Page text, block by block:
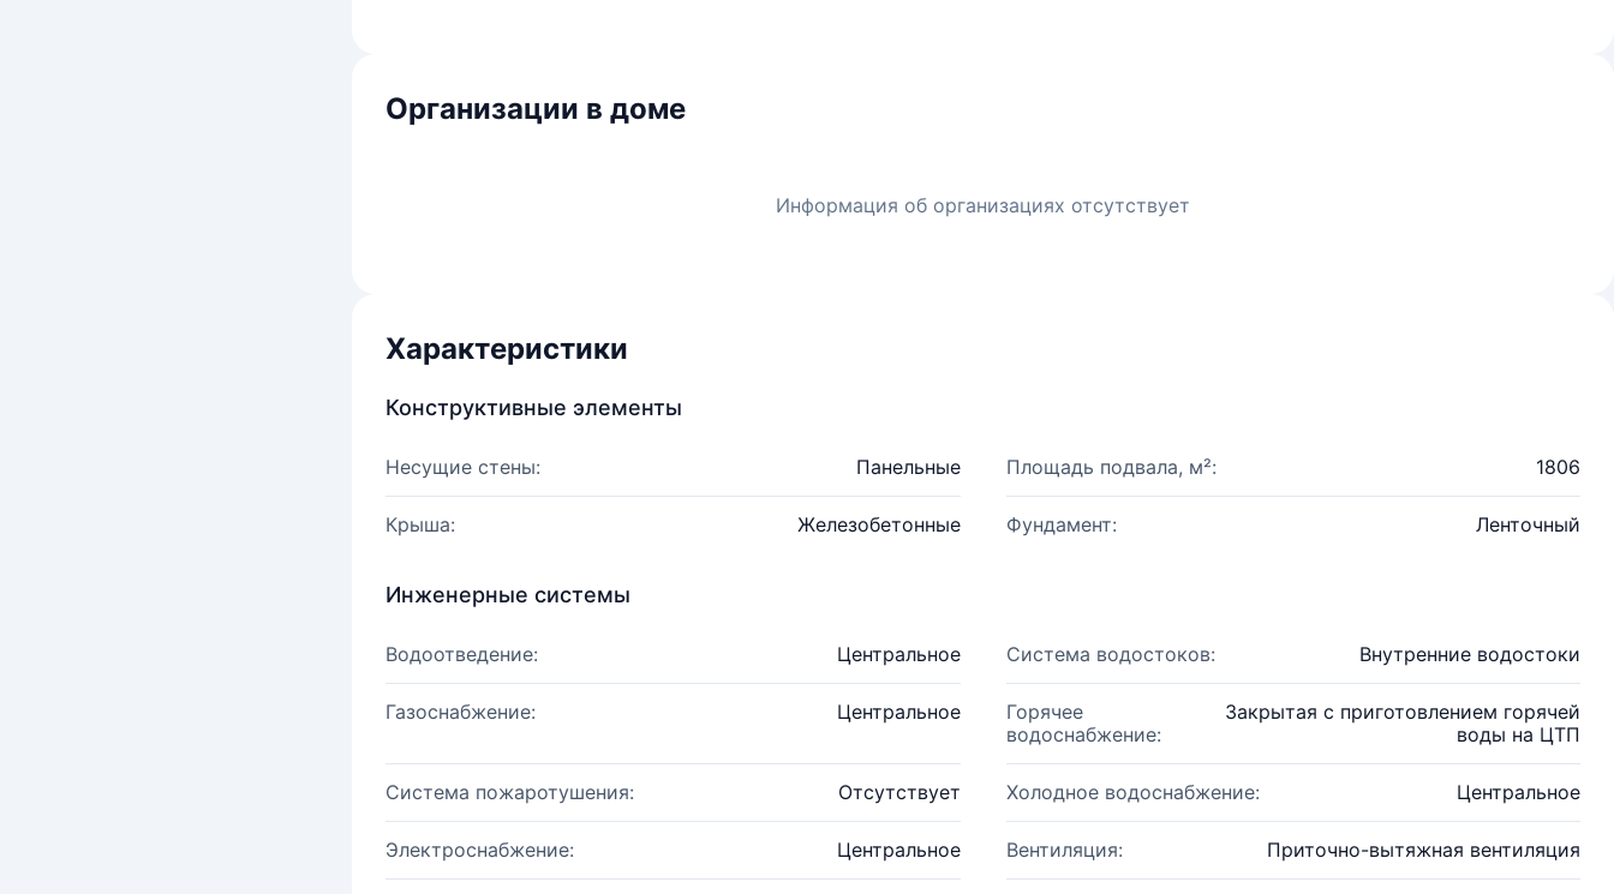
Организации в доме
Информация об организациях отсутствует
Характеристики
Конструктивные элементы
Несущие стены: Панельные Площадь подвала, м²: 1806
Крыша: Железобетонные Фундамент: Ленточный
Инженерные системы
Водоотведение: Центральное Система водостоков: Внутренние водостоки
Газоснабжение: Центральное
Горячее
водоснабжение:
Закрытая с приготовлением горячей
воды на ЦТП
Система пожаротушения: Отсутствует Холодное водоснабжение: Центральное
Электроснабжение: Центральное Вентиляция: Приточно-вытяжная вентиляция